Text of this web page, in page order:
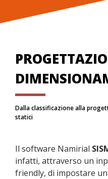
Dalla classificazione alla
statici
Il software Namirial
infatti, attraverso un
friendly, di impostare